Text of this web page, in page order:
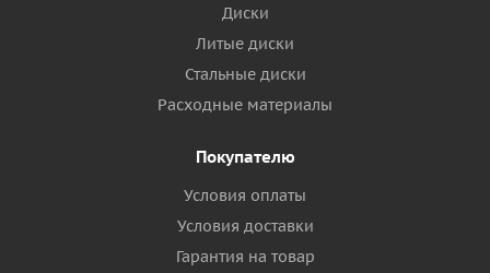
Диски
Литые диски
Стальные диски
Расходные материалы
Покупателю
Условия оплаты
Условия доставки
Гарантия на товар